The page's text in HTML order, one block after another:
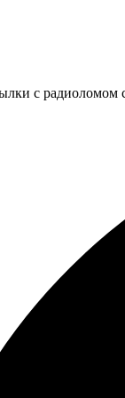
с радиоломом